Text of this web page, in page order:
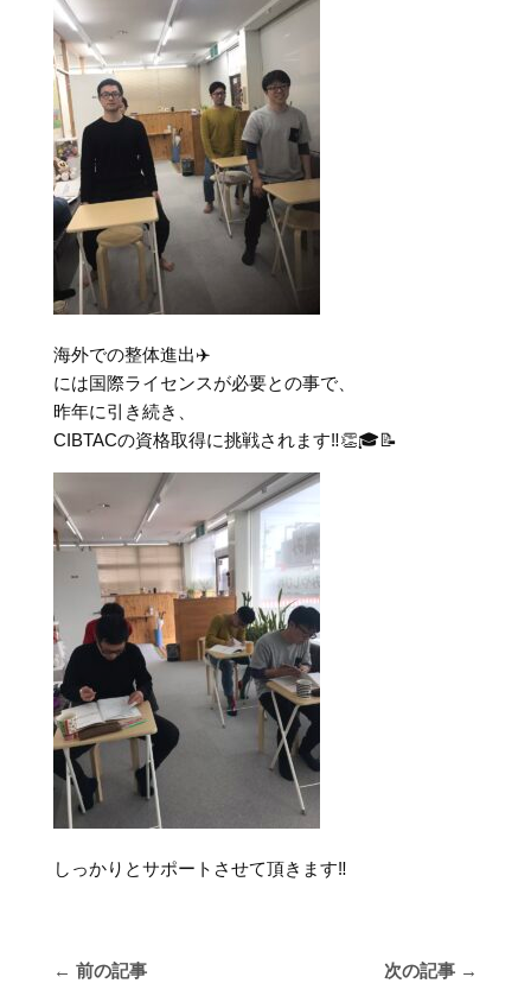
海外での整体進出✈️
には国際ライセンスが必要との事で、
昨年に引き続き、
CIBTACの資格取得に挑戦されます‼️👏🎓📝
しっかりとサポートさせて頂きます‼️
← 前の記事 次の記事 →